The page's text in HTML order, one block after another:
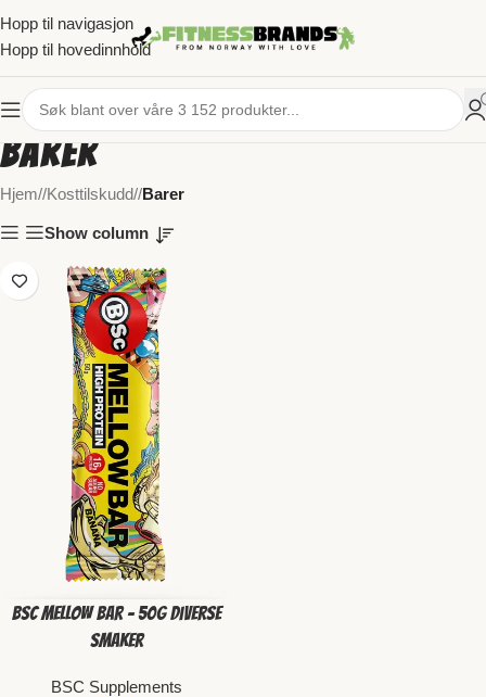
Hopp til navigasjon
Hopp til hovedinnhold
Barer
Hjem/ Kosttilskudd/ Barer
Show column
BSC Mellow Bar – 50g Diverse
smaker
BSC Supplements